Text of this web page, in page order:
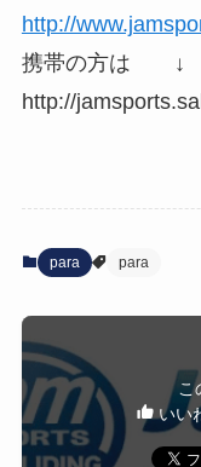
http://
携帯の方
http://
para para
こ
いい